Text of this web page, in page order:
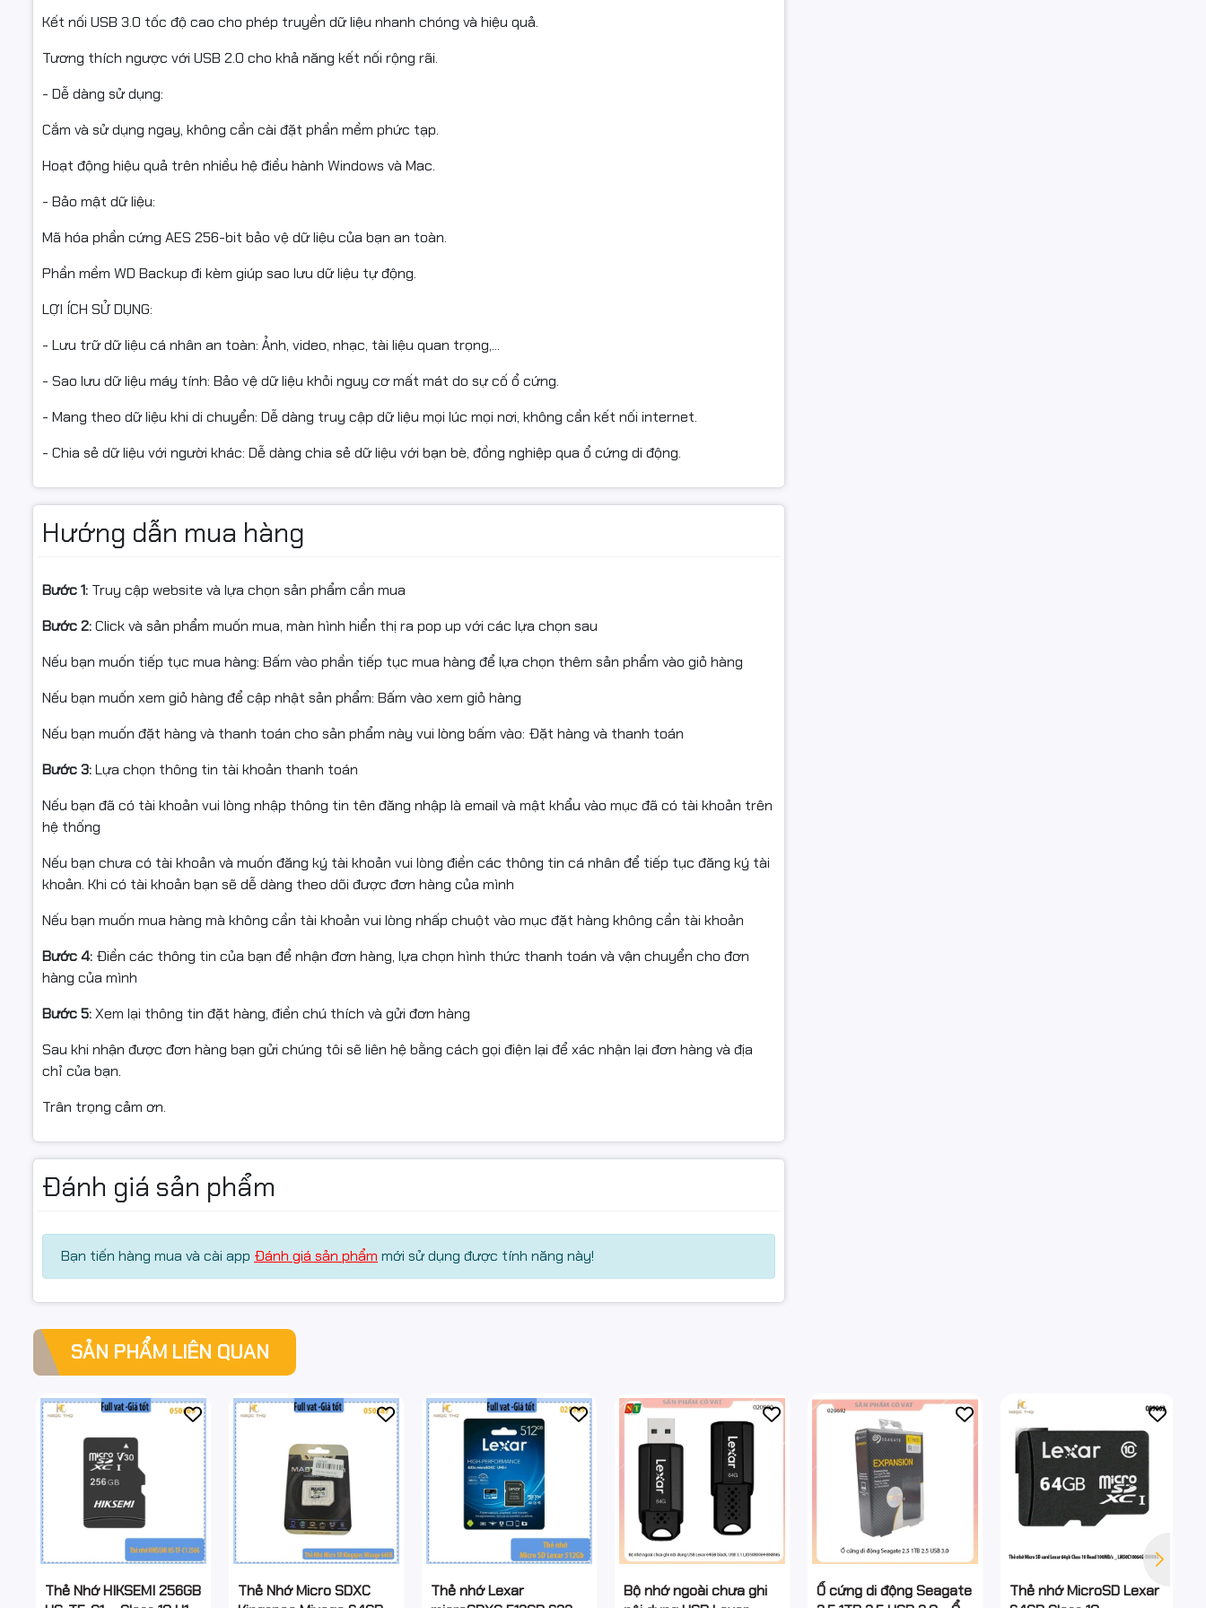
Kết nối USB 3.0 tốc độ cao cho phép truyền dữ liệu nhanh chóng và hiệu quả.
Tương thích ngược với USB 2.0 cho khả năng kết nối rộng rãi.
- Dễ dàng sử dụng:
Cắm và sử dụng ngay, không cần cài đặt phần mềm phức tạp.
Hoạt động hiệu quả trên nhiều hệ điều hành Windows và Mac.
- Bảo mật dữ liệu:
Mã hóa phần cứng AES 256-bit bảo vệ dữ liệu của bạn an toàn.
Phần mềm WD Backup đi kèm giúp sao lưu dữ liệu tự động.
LỢI ÍCH SỬ DỤNG:
- Lưu trữ dữ liệu cá nhân an toàn: Ảnh, video, nhạc, tài liệu quan trọng,...
- Sao lưu dữ liệu máy tính: Bảo vệ dữ liệu khỏi nguy cơ mất mát do sự cố ổ cứng.
- Mang theo dữ liệu khi di chuyển: Dễ dàng truy cập dữ liệu mọi lúc mọi nơi, không cần kết nối internet.
- Chia sẻ dữ liệu với người khác: Dễ dàng chia sẻ dữ liệu với bạn bè, đồng nghiệp qua ổ cứng di động.
Hướng dẫn mua hàng
Bước 1: Truy cập website và lựa chọn sản phẩm cần mua
Bước 2:Click và sản phẩm muốn mua, màn hình hiển thị ra pop up với các lựa chọn sau
Nếu bạn muốn tiếp tục mua hàng: Bấm vào phần tiếp tục mua hàng để lựa chọn thêm sản phẩm vào giỏ hàng
Nếu bạn muốn xem giỏ hàng để cập nhật sản phẩm: Bấm vào xem giỏ hàng
Nếu bạn muốn đặt hàng và thanh toán cho sản phẩm này vui lòng bấm vào: Đặt hàng và thanh toán
Bước 3:Lựa chọn thông tin tài khoản thanh toán
Nếu bạn đã có tài khoản vui lòng nhập thông tin tên đăng nhập là email và mật khẩu vào mục đã có tài khoản trên
hệ thống
Nếu bạn chưa có tài khoản và muốn đăng ký tài khoản vui lòng điền các thông tin cá nhân để tiếp tục đăng ký tài
khoản. Khi có tài khoản bạn sẽ dễ dàng theo dõi được đơn hàng của mình
Nếu bạn muốn mua hàng mà không cần tài khoản vui lòng nhấp chuột vào mục đặt hàng không cần tài khoản
Bước 4: Điền các thông tin của bạn để nhận đơn hàng, lựa chọn hình thức thanh toán và vận chuyển cho đơn
hàng của mình
Bước 5:Xem lại thông tin đặt hàng, điền chú thích và gửi đơn hàng
Sau khi nhận được đơn hàng bạn gửi chúng tôi sẽ liên hệ bằng cách gọi điện lại để xác nhận lại đơn hàng và địa
chỉ của bạn.
Trân trọng cảm ơn.
Đánh giá sản phẩm
Bạn tiến hàng mua và cài app Đánh giá sản phẩm mới sử dụng được tính năng này!
SẢN PHẨM LIÊN QUAN
Thẻ Nhớ HIKSEMI 256GB
Thẻ Nhớ Micro SDXC
Thẻ nhớ Lexar
Bộ nhớ ngoài chưa ghi
Ổ cứng di động Seagate
Thẻ nhớ MicroSD Lexar